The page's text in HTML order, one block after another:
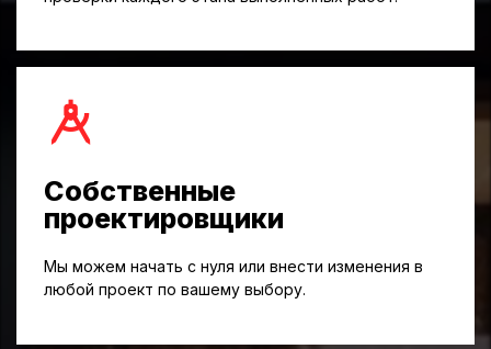
Собственные
проектировщики
Мы можем начать с нуля или внести изменения в
любой проект по вашему выбору.